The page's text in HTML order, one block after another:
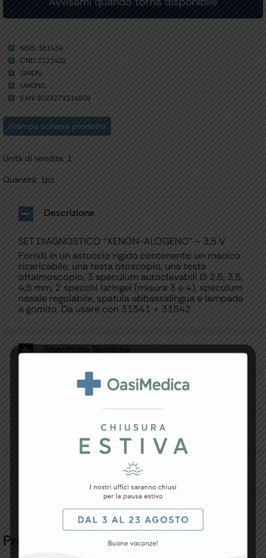
NSIS: 361434
CND: Z121402
GMDN:
UMDNS:
EAN: 8023279314809
Stampa scheda prodotto
Unità di vendita: 1
Quantità: 1pz.
Descrizione
SET DIAGNOSTICO “XENON-ALOGENO” – 3,5 V
Forniti in un astuccio rigido contenente: un manico
ricaricabile, una testa otoscopio, una testa
oftalmoscopio, 3 speculum autoclavabili Ø 2,5, 3,5,
4,5 mm, 2 specchi laringei (misura 3 e 4), speculum
nasale regolabile, spatula abbassalingua e lampada
a gomito. Da usare con 31541 + 31542.
Specifiche Tecniche
Resi e Garanzia
Prodotti Correlati